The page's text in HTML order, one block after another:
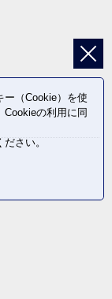
ー（Cookie）を使
の利用に同
さい。